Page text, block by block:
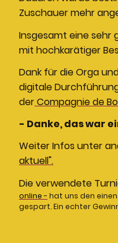
Zuschauer mehr
Insgesamt eine sehr
mit hochkarätiger
Dank für die Orga
digitale
derCompagnie de
- Danke, das war
Weiter Infos unter
aktuell".
Die verwendete
online - hat uns den
gespart. Ein echter